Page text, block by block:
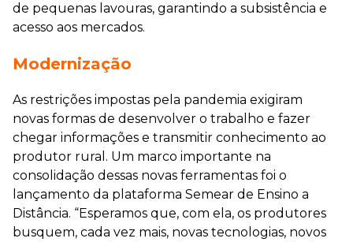
de pequenas lavouras, garantindo a subsistência e
acesso aos mercados.
Modernização
As restrições impostas pela pandemia exigiram
novas formas de desenvolver o trabalho e fazer
chegar informações e transmitir conhecimento ao
produtor rural. Um marco importante na
consolidação dessas novas ferramentas foi o
lançamento da plataforma Semear de Ensino a
Distância. “Esperamos que, com ela, os produtores
busquem, cada vez mais, novas tecnologias, novos